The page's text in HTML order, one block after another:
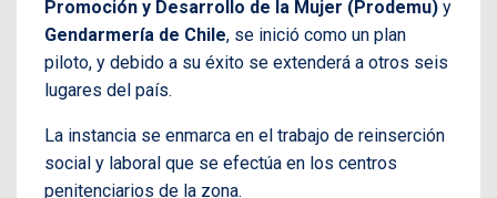
Promoción y Desarrollo de la Mujer (Prodemu) y
Gendarmería de Chile, se inició como un plan
piloto, y debido a su éxito se extenderá a otros seis
lugares del país.
La instancia se enmarca en el trabajo de reinserción
social y laboral que se efectúa en los centros
penitenciarios de la zona.